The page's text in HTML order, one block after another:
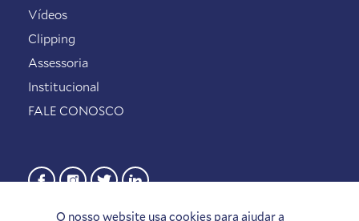
O nosso website usa cookies para ajudar a
Vídeos
Clipping
Assessoria
Institucional
FALE CONOSCO